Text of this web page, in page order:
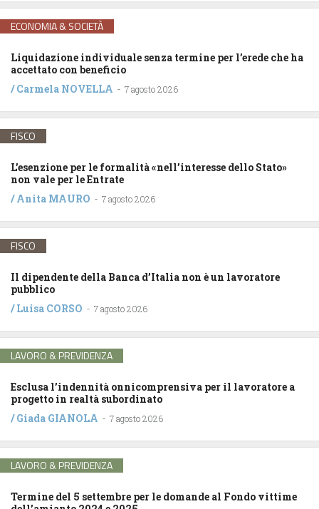
ECONOMIA & SOCIETÀ
Liquidazione individuale senza termine per l’erede che ha
accettato con beneficio
/Carmela NOVELLA - 7 agosto 2026
FISCO
L’esenzione per le formalità «nell’interesse dello Stato»
non vale per le Entrate
/Anita MAURO - 7 agosto 2026
FISCO
Il dipendente della Banca d’Italia non è un lavoratore
pubblico
/Luisa CORSO - 7 agosto 2026
LAVORO & PREVIDENZA
Esclusa l’indennità onnicomprensiva per il lavoratore a
progetto in realtà subordinato
/Giada GIANOLA - 7 agosto 2026
LAVORO & PREVIDENZA
Termine del 5 settembre per le domande al Fondo vittime